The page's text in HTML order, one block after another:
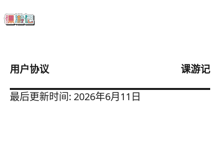
用户协议 课游记
最后更新时间: 2026年6月11日